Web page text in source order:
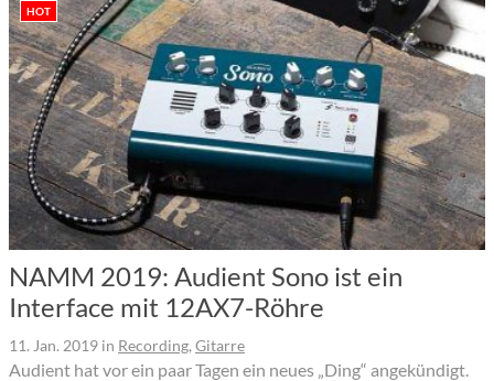
HOT
NAMM 2019: Audient Sono ist ein
Interface mit 12AX7-Röhre
11. Jan. 2019 in Recording, Gitarre
Audient hat vor ein paar Tagen ein neues „Ding“ angekündigt.